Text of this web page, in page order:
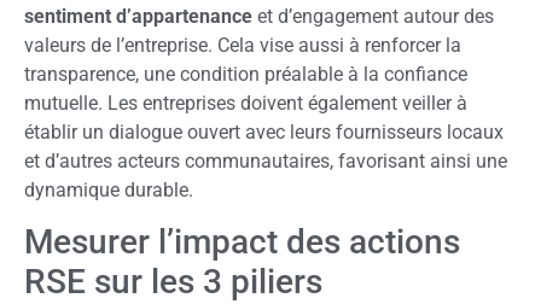
sentiment d’appartenance et d’engagement autour des
valeurs de l’entreprise. Cela vise aussi à renforcer la
transparence, une condition préalable à la confiance
mutuelle. Les entreprises doivent également veiller à
établir un dialogue ouvert avec leurs fournisseurs locaux
et d’autres acteurs communautaires, favorisant ainsi une
dynamique durable.
Mesurer l’impact des actions
RSE sur les 3 piliers